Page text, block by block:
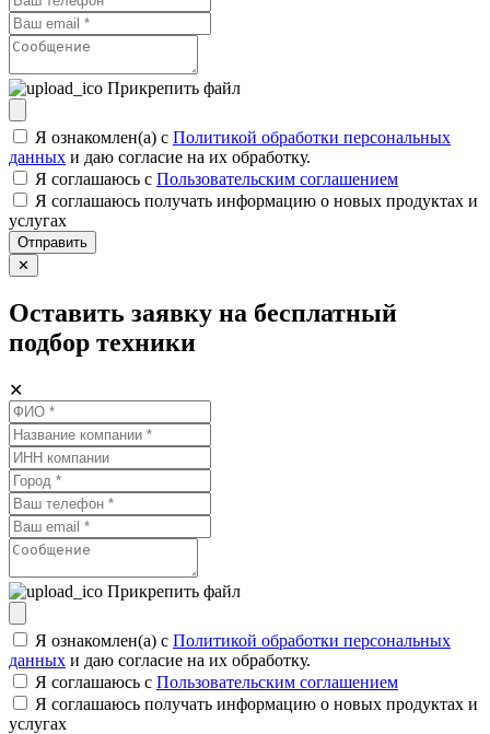
Прикрепить файл
Я ознакомлен(а) с Политикой обработки персональных
данных и даю согласие на их обработку.
Я соглашаюсь c Пользовательским соглашением
Я соглашаюсь получать информацию о новых продуктах и
услугах
Отправить
✕
Оставить заявку на бесплатный
подбор техники
✕
Прикрепить файл
Я ознакомлен(а) с Политикой обработки персональных
данных и даю согласие на их обработку.
Я соглашаюсь c Пользовательским соглашением
Я соглашаюсь получать информацию о новых продуктах и
услугах